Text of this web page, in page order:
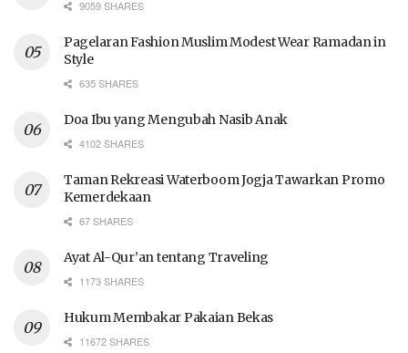
9059 SHARES
Pagelaran Fashion Muslim Modest Wear Ramadan in
Style
635 SHARES
Doa Ibu yang Mengubah Nasib Anak
4102 SHARES
Taman Rekreasi Waterboom Jogja Tawarkan Promo
Kemerdekaan
67 SHARES
Ayat Al-Qur’an tentang Traveling
1173 SHARES
Hukum Membakar Pakaian Bekas
11672 SHARES